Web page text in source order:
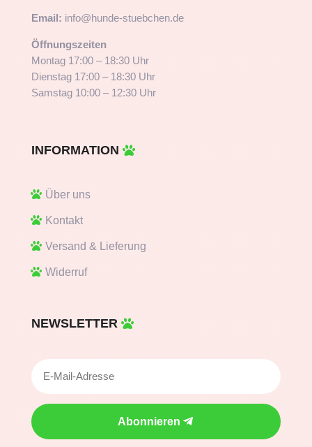
Email: info@hunde-stuebchen.de
Öffnungszeiten
Montag 17:00 – 18:30 Uhr
Dienstag 17:00 – 18:30 Uhr
Samstag 10:00 – 12:30 Uhr
INFORMATION
Über uns
Kontakt
Versand & Lieferung
Widerruf
NEWSLETTER
Abonnieren